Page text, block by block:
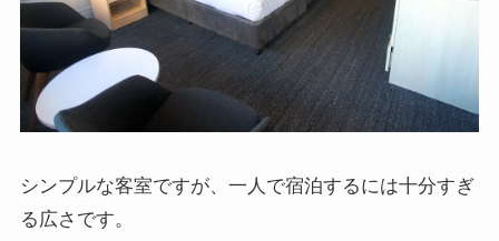
シンプルな客室ですが、一人で宿泊するには十分すぎ
る広さです。